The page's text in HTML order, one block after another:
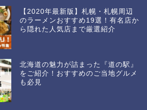
【2020年最新版】札幌・札幌周辺
のラーメンおすすめ19選！有名店か
ら隠れた人気店まで厳選紹介
北海道の魅力が詰まった『道の駅』
をご紹介！おすすめのご当地グルメ
も必見